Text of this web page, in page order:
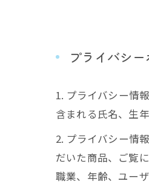
プライバシ
1. プライバシー情
含まれる氏名、生
2. プライバシー情
だいた商品、ご覧
職業、年齢、ユー